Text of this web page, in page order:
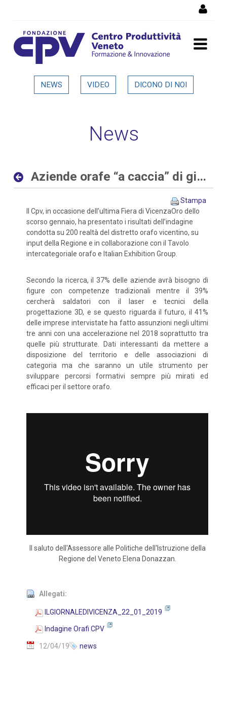
Aziende orafe “a caccia” di
digitali che tradizionali -
NEWS VIDEO DICONO DI NOI
News
Aziende orafe “a caccia” di giovani sia con competenze digitali che tradizionali
Stampa
Il Cpv, in occasione dell’ultima Fiera di VicenzaOro dello
scorso gennaio, ha presentato i risultati dell’indagine
condotta su 200 realtà del distretto orafo vicentino, su
input della Regione e in collaborazione con il Tavolo
intercategoriale orafo e Italian Exhibition Group.
Secondo la ricerca, il 37% delle aziende avrà bisogno di
figure con competenze tradizionali mentre il 39%
cercherà saldatori con il laser e tecnici della
progettazione 3D, e se questo riguarda il futuro, il 41%
delle imprese intervistate ha fatto assunzioni negli ultimi
tre anni con una accelerazione nel 2018 soprattutto tra
quelle più strutturate. Dati interessanti da mettere a
disposizione del territorio e delle associazioni di
categoria ma che saranno un utile strumento per
sviluppare percorsi formativi sempre più mirati ed
efficaci per il settore orafo.
Il saluto dell'Assessore alle Politiche dell'Istruzione della
Regione del Veneto Elena Donazzan.
Allegati:
ILGIORNALEDIVICENZA_22_01_2019
Indagine Orafi CPV
12/04/19 news